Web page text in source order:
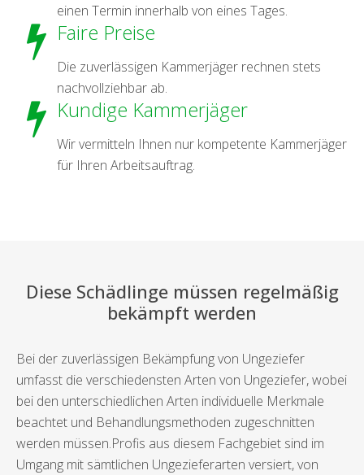
einen Termin innerhalb von eines Tages.
Faire Preise
Die zuverlässigen Kammerjäger rechnen stets
nachvollziehbar ab.
Kundige Kammerjäger
Wir vermitteln Ihnen nur kompetente Kammerjäger
für Ihren Arbeitsauftrag.
Diese Schädlinge müssen regelmäßig
bekämpft werden
Bei der zuverlässigen Bekämpfung von Ungeziefer
umfasst die verschiedensten Arten von Ungeziefer, wobei
bei den unterschiedlichen Arten individuelle Merkmale
beachtet und Behandlungsmethoden zugeschnitten
werden müssen.Profis aus diesem Fachgebiet sind im
Umgang mit sämtlichen Ungezieferarten versiert, von